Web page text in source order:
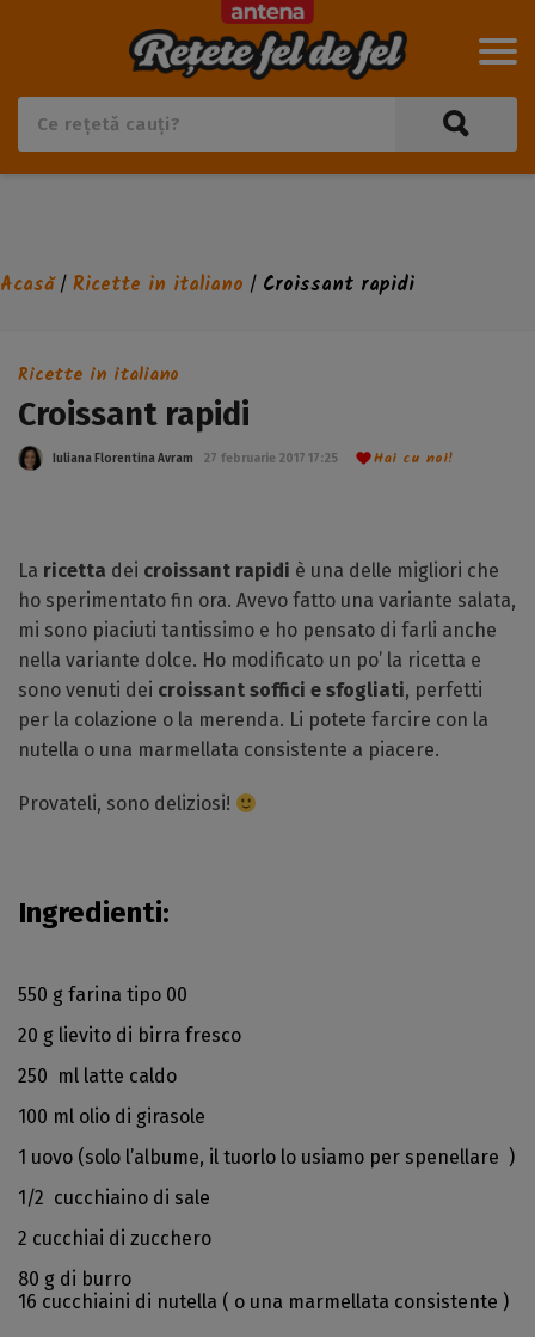
Acasă/ Ricette in italiano / Croissant rapidi
Ricette in italiano
Croissant rapidi
Iuliana Florentina Avram 27 februarie 2017 17:25 Hai cu noi!
La ricetta dei croissant rapidi è una delle migliori che
ho sperimentato fin ora. Avevo fatto una variante salata,
mi sono piaciuti tantissimo e ho pensato di farli anche
nella variante dolce. Ho modificato un po’ la ricetta e
sono venuti dei croissant soffici e sfogliati, perfetti
per la colazione o la merenda. Li potete farcire con la
nutella o una marmellata consistente a piacere.
Provateli, sono deliziosi!
Ingredienti:
550 g farina tipo 00
20 g lievito di birra fresco
250 ml latte caldo
100 ml olio di girasole
1 uovo (solo l’albume, il tuorlo lo usiamo per spenellare )
1/2 cucchiaino di sale
2 cucchiai di zucchero
80 g di burro
16 cucchiaini di nutella ( o una marmellata consistente )